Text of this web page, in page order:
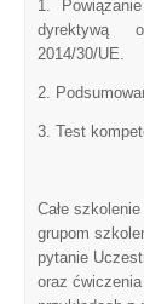
1.
dyrektywą
2014/30/UE.
2.
3. Test
Całe
grupom
pytanie
oraz